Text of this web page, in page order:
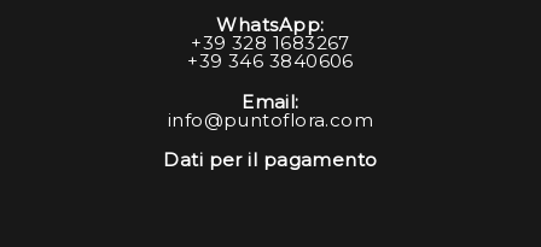
WhatsApp:
+39 328 1683267
+39 346 3840606
Email:
info@puntoflora.com
Dati per il pagamento